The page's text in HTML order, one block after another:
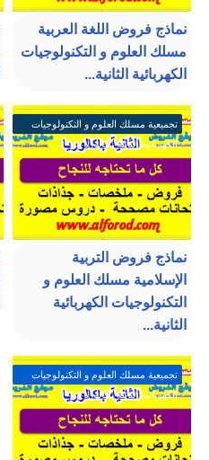
نماذج فروض اللغة العربية
مسلك العلوم و التكنولوجيات
الكهربائية الثانية...
تجميعية مسلك العلوم و التكنولوجيات
الكهربائية الثانية باكالوريا
نماذج فروض التربية
الإسلامية مسلك العلوم و
التكنولوجيات الكهربائية
الثانية...
تجميعية مسلك العلوم و التكنولوجيات
الكهربائية الثانية باكالوريا